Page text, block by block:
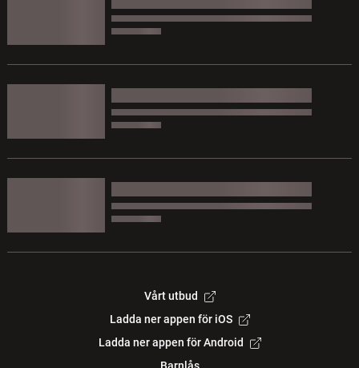
Vårt utbud
Ladda ner appen för iOS
Ladda ner appen för Android